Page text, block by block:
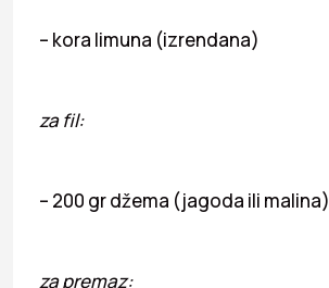
– kora limuna (izrendana)
za fil:
– 200 gr džema (jagoda ili malina)
za premaz: